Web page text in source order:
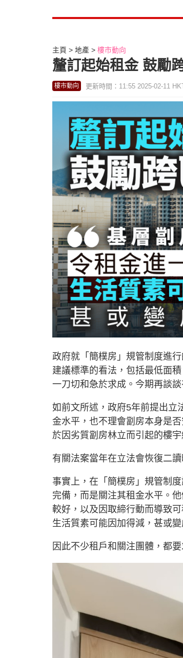
主頁 地產 樓市動向
釐訂起始租金 鼓勵
樓市動向 更新時間：11:55 2025-02-11
政府就「簡樸房」規管制度進
建議標準的看法，包括最低面
一刀切和急於求成。今期再談
如前文所述，政府5年前提出立
金水平，也不理會劏房本身是
於因劣質劏房林立而引起的樓
有關法案當年在立法會恢復二
事實上，在「簡樸房」規管制
完備，而是關注其租金水平。
較好，以及因取締行動而導致
生活質素可能因加得減，甚或變
因此不少租戶和關注團體，都